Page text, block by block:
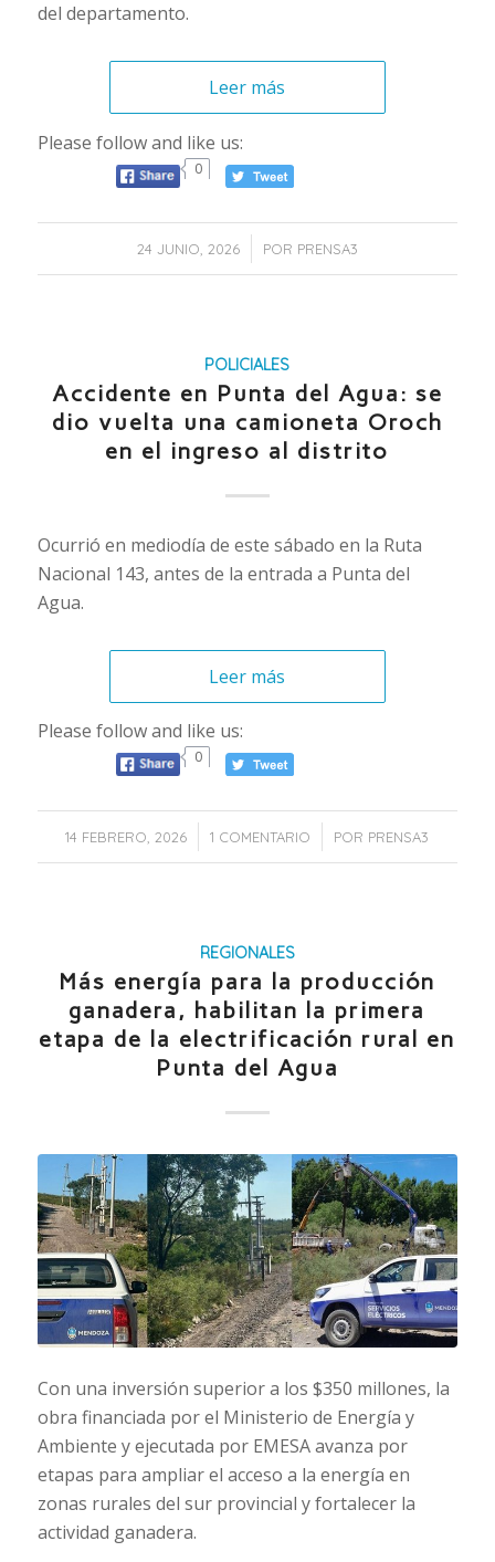
del departamento.
Leer más
Please follow and like us:
0
24 JUNIO, 2026
/ POR PRENSA3
POLICIALES
Accidente en Punta del Agua: se
dio vuelta una camioneta Oroch
en el ingreso al distrito
Ocurrió en mediodía de este sábado en la Ruta
Nacional 143, antes de la entrada a Punta del
Agua.
Leer más
Please follow and like us:
0
14 FEBRERO, 2026
/ 1 COMENTARIO
/ POR PRENSA3
REGIONALES
Más energía para la producción
ganadera, habilitan la primera
etapa de la electrificación rural en
Punta del Agua
Con una inversión superior a los $350 millones, la
obra financiada por el Ministerio de Energía y
Ambiente y ejecutada por EMESA avanza por
etapas para ampliar el acceso a la energía en
zonas rurales del sur provincial y fortalecer la
actividad ganadera.